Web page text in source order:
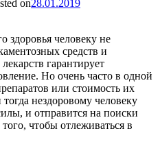
on28.01.2019
здоровья человеку не
средств и
гарантирует
Но очень часто в одной
или стоимость их
нездоровому человеку
и отправится на поиски
чтобы отлеживаться в